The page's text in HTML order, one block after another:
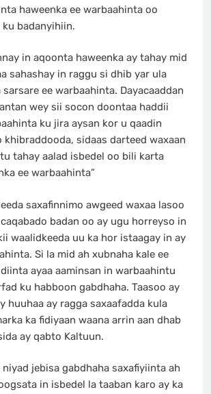
haweenka ee warbaahinta oo
badanyihiin.
in aqoonta haweenka ay tahay mid
sahashay in raggu si dhib yar ula
ee warbaahinta. Dayacaaddan
wey sii socon doontaa haddii
ku jira aysan kor u qaadin
sidaas darteed waxaan
tahay aalad isbedel oo bili karta
ee warbaahinta”
saxafinnimo awgeed waxaa lasoo
badan oo ay ugu horreyso in
waalidkeeda uu ka hor istaagay in ay
Si la mid ah xubnaha kale ee
ayaa aaminsan in warbaahintu
ku habboon gabdhaha. Taasoo ay
huuhaa ay ragga saxaafadda kula
ka fidiyaan waana arrin aan dhab
ay qabto Kaltuun.
niyad jebisa gabdhaha saxafiyiinta ah
in isbedel la taaban karo ay ka